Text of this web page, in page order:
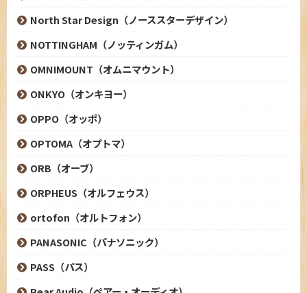
North Star Design（ノーススターデザイン）
NOTTINGHAM（ノッティンガム）
OMNIMOUNT（オムニマウント）
ONKYO（オンキヨー）
OPPO（オッポ）
OPTOMA（オプトマ）
ORB（オーブ）
ORPHEUS（オルフェウス）
ortofon（オルトフォン）
PANASONIC（パナソニック）
PASS（パス）